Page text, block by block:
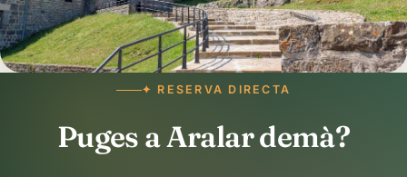
✦ RESERVA DIRECTA
Puges a Aralar demà?